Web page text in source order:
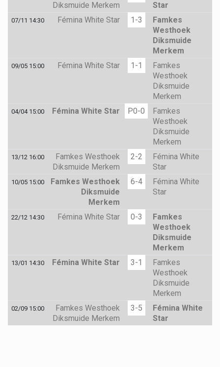
Diksmuide Merkem Star
07/11 14:30 Fémina White Star 1-3
Famkes
Westhoek
Diksmuide
Merkem
09/05 15:00 Fémina White Star 1-1
Famkes
Westhoek
Diksmuide
Merkem
04/04 15:00 Fémina White Star P0-0
Famkes
Westhoek
Diksmuide
Merkem
13/12 16:00
Famkes Westhoek
Diksmuide Merkem
2-2
Fémina White
Star
10/05 15:00
Famkes Westhoek
Diksmuide
Merkem
6-4
Fémina White
Star
22/12 14:30 Fémina White Star 0-3
Famkes
Westhoek
Diksmuide
Merkem
13/01 14:30 Fémina White Star 3-1
Famkes
Westhoek
Diksmuide
Merkem
02/09 15:00
Famkes Westhoek
Diksmuide Merkem
3-5
Fémina White
Star